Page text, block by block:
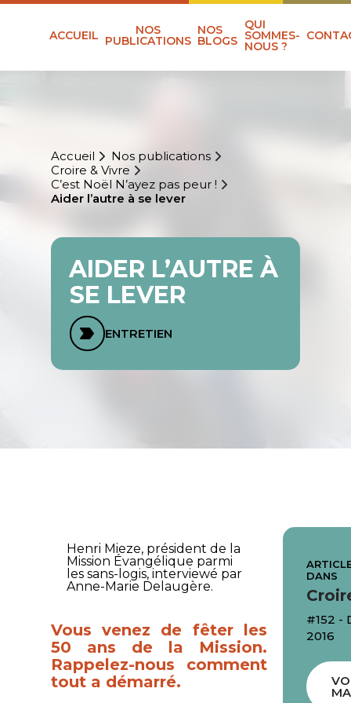
ACCUEIL NOS
PUBLICATIONS
NOS
BLOGS
QUI
SOMMES-
NOUS ?
Accueil
Nos publications
Croire & Vivre
C’est Noël N’ayez pas peur !
Aider l’autre à se lever
AIDER L’AUTRE À
SE LEVER
ENTRETIEN
Henri Mieze, président de la
Mission Évangélique parmi
les sans-logis, interviewé par
Anne-Marie Delaugère.
Vous venez de fêter les
50 ans de la Mission.
Rappelez-nous comment
tout a démarré.
DANS
#152 -
2016